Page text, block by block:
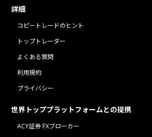
詳細
コピートレードのヒント
トップトレーダー
よくある質問
利用規約
プライバシー
世界トッププラットフォームとの提携
ACY証券 FXブローカー